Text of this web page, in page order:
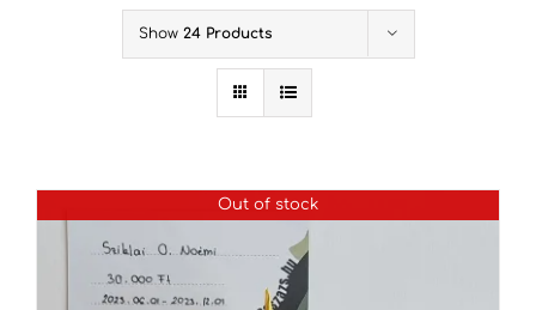
Show 24 Products
Out of stock